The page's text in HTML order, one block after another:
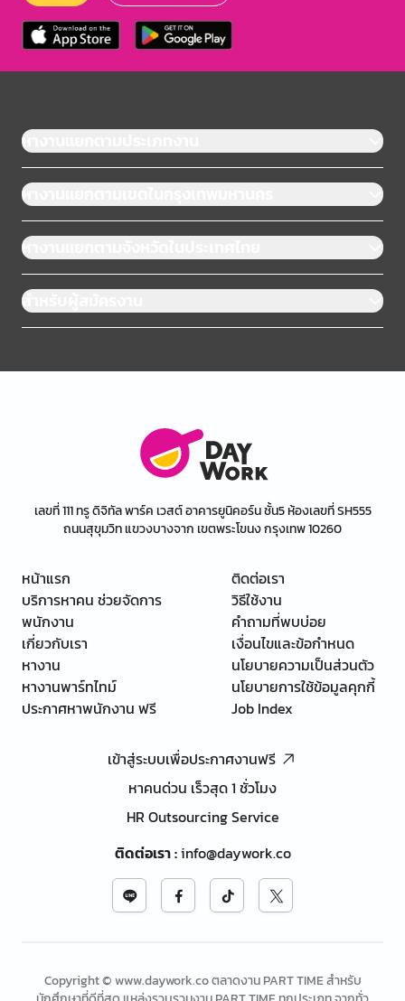
หางานแยกตามประเภทงาน
หางานแยกตามเขตในกรุงเทพมหานคร
หางานแยกตามจังหวัดในประเทศไทย
สำหรับผู้สมัครงาน
เลขที่ 111 ทรู ดิจิทัล พาร์ค เวสต์ อาคารยูนิคอร์น ชั้น5 ห้องเลขที่ SH555
ถนนสุขุมวิท แขวงบางจาก เขตพระโขนง กรุงเทพ 10260
หน้าแรก
บริการหาคน ช่วยจัดการ
พนักงาน
เกี่ยวกับเรา
หางาน
หางานพาร์ทไทม์
ประกาศหาพนักงาน ฟรี
ติดต่อเรา
วิธีใช้งาน
คำถามที่พบบ่อย
เงื่อนไขและข้อกำหนด
นโยบายความเป็นส่วนตัว
นโยบายการใช้ข้อมูลคุกกี้
Job Index
เข้าสู่ระบบเพื่อประกาศงานฟรี
หาคนด่วน เร็วสุด 1 ชั่วโมง
HR Outsourcing Service
ติดต่อเรา:info@daywork.co
Copyright © www.daywork.co ตลาดงาน PART TIME สำหรับ